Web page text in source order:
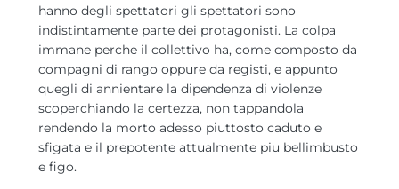
hanno degli spettatori gli spettatori sono
indistintamente parte dei protagonisti. La colpa
immane perche il collettivo ha, come composto da
compagni di rango oppure da registi, e appunto
quegli di annientare la dipendenza di violenze
scoperchiando la certezza, non tappandola
rendendo la morto adesso piuttosto caduto e
sfigata e il prepotente attualmente piu bellimbusto
e figo.